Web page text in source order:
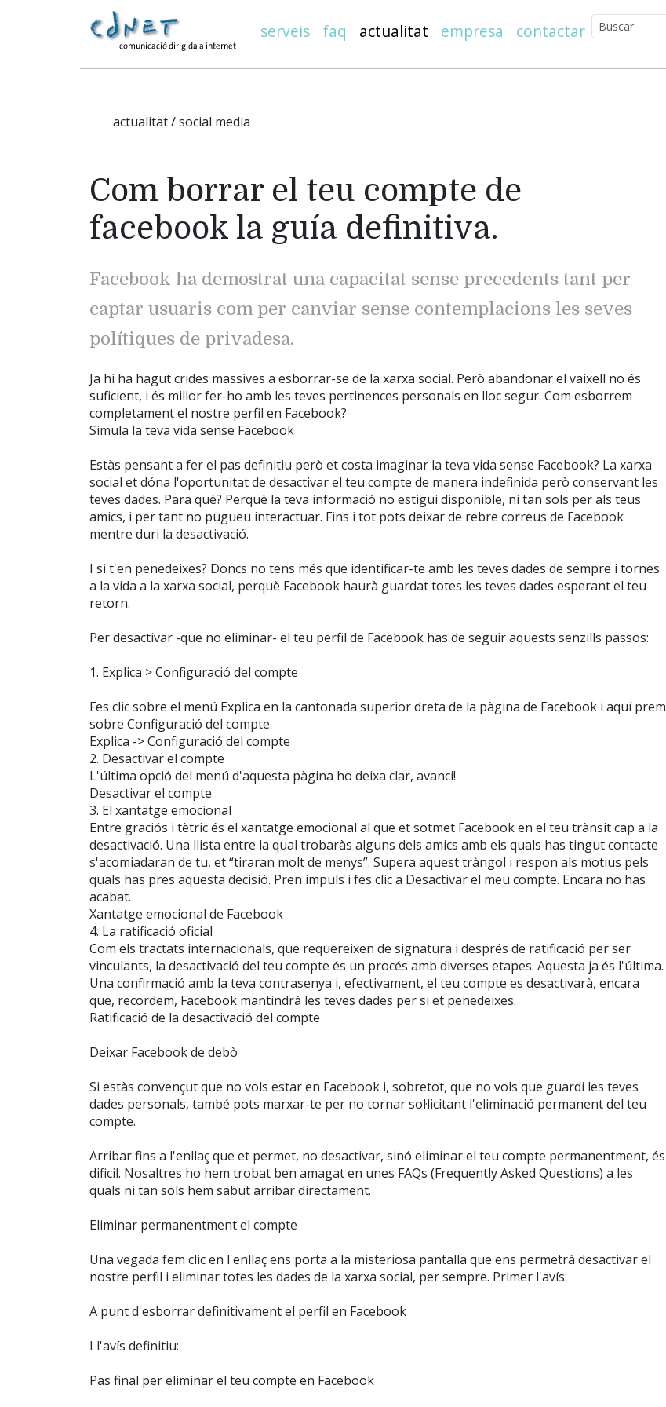
serveis faq actualitat empresa contactar
actualitat / social media
Com borrar el teu compte de
facebook la guía definitiva.
Facebook ha demostrat una capacitat sense precedents tant per
captar usuaris com per canviar sense contemplacions les seves
polítiques de privadesa.
Ja hi ha hagut crides massives a esborrar-se de la xarxa social. Però abandonar el vaixell no és
suficient, i és millor fer-ho amb les teves pertinences personals en lloc segur. Com esborrem
completament el nostre perfil en Facebook?
Simula la teva vida sense Facebook
Estàs pensant a fer el pas definitiu però et costa imaginar la teva vida sense Facebook? La xarxa
social et dóna l'oportunitat de desactivar el teu compte de manera indefinida però conservant les
teves dades. Para què? Perquè la teva informació no estigui disponible, ni tan sols per als teus
amics, i per tant no pugueu interactuar. Fins i tot pots deixar de rebre correus de Facebook
mentre duri la desactivació.
I si t'en penedeixes? Doncs no tens més que identificar-te amb les teves dades de sempre i tornes
a la vida a la xarxa social, perquè Facebook haurà guardat totes les teves dades esperant el teu
retorn.
Per desactivar -que no eliminar- el teu perfil de Facebook has de seguir aquests senzills passos:
1. Explica > Configuració del compte
Fes clic sobre el menú Explica en la cantonada superior dreta de la pàgina de Facebook i aquí prem
sobre Configuració del compte.
Explica -> Configuració del compte
2. Desactivar el compte
L'última opció del menú d'aquesta pàgina ho deixa clar, avanci!
Desactivar el compte
3. El xantatge emocional
Entre graciós i tètric és el xantatge emocional al que et sotmet Facebook en el teu trànsit cap a la
desactivació. Una llista entre la qual trobaràs alguns dels amics amb els quals has tingut contacte
s'acomiadaran de tu, et “tiraran molt de menys”. Supera aquest tràngol i respon als motius pels
quals has pres aquesta decisió. Pren impuls i fes clic a Desactivar el meu compte. Encara no has
acabat.
Xantatge emocional de Facebook
4. La ratificació oficial
Com els tractats internacionals, que requereixen de signatura i després de ratificació per ser
vinculants, la desactivació del teu compte és un procés amb diverses etapes. Aquesta ja és l'última.
Una confirmació amb la teva contrasenya i, efectivament, el teu compte es desactivarà, encara
que, recordem, Facebook mantindrà les teves dades per si et penedeixes.
Ratificació de la desactivació del compte
Deixar Facebook de debò
Si estàs convençut que no vols estar en Facebook i, sobretot, que no vols que guardi les teves
dades personals, també pots marxar-te per no tornar sol·licitant l'eliminació permanent del teu
compte.
Arribar fins a l'enllaç que et permet, no desactivar, sinó eliminar el teu compte permanentment, és
dificil. Nosaltres ho hem trobat ben amagat en unes FAQs (Frequently Asked Questions) a les
quals ni tan sols hem sabut arribar directament.
Eliminar permanentment el compte
Una vegada fem clic en l'enllaç ens porta a la misteriosa pantalla que ens permetrà desactivar el
nostre perfil i eliminar totes les dades de la xarxa social, per sempre. Primer l'avís:
A punt d'esborrar definitivament el perfil en Facebook
I l'avís definitiu:
Pas final per eliminar el teu compte en Facebook